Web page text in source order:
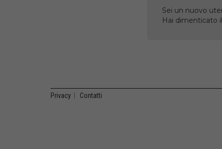
Sei un nuovo
Hai dimenticato
Privacy Contatti